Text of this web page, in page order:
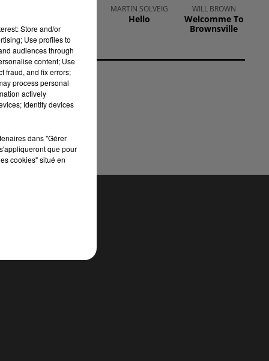
Systaime
MARTIN SOLVEIG
Hello
WILL BROWN
Welcomme To
Brownsville
Store and/or
Use profiles to
audiences through
content; Use
fraud, and fix errors;
process personal
actively
Identify devices
dans "Gérer
que pour
cookies" situé en